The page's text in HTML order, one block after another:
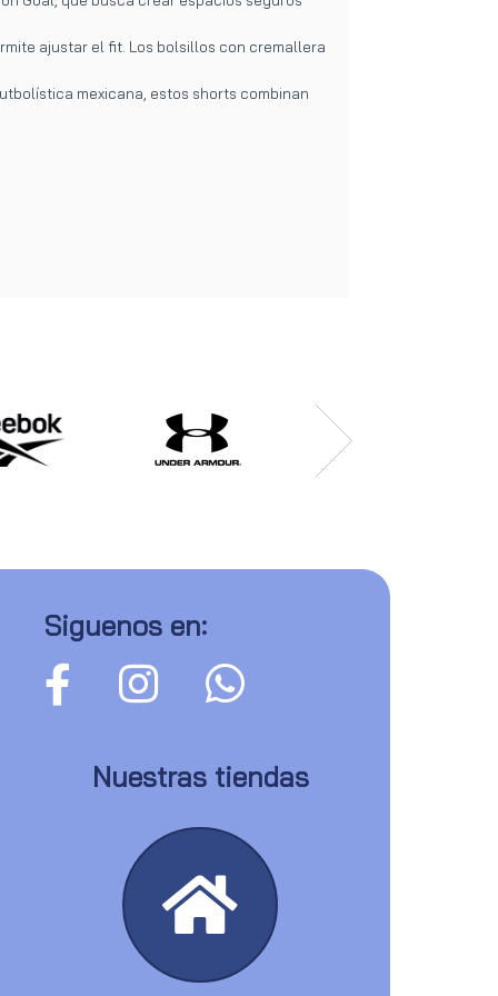
ajustar el fit. Los bolsillos con cremallera
mexicana, estos shorts combinan
Siguenos en:
Nuestras tiendas